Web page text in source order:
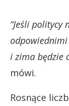
“Jeśli politycy
i zima będzie
mówi.
Rosnące